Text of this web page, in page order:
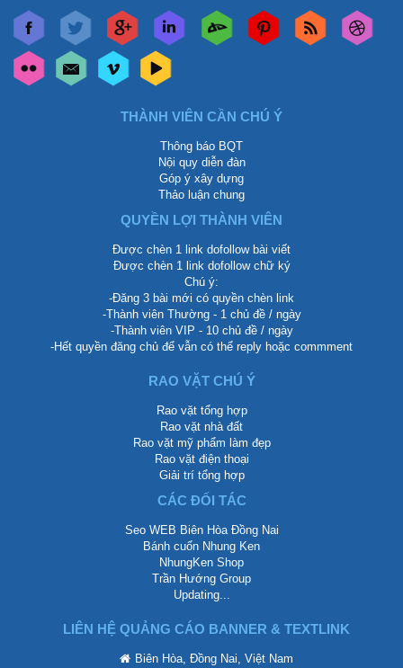
THÀNH VIÊN CẦN CHÚ Ý
Thông báo BQT
Nội quy diễn đàn
Góp ý xây dựng
Thảo luận chung
QUYỀN LỢI THÀNH VIÊN
Được chèn 1 link dofollow bài viết
Được chèn 1 link dofollow chữ ký
Chú ý:
-Đăng 3 bài mới có quyền chèn link
-Thành viên Thường - 1 chủ đề / ngày
-Thành viên VIP - 10 chủ đề / ngày
-Hết quyền đăng chủ để vẫn có thể reply hoặc commment
RAO VẶT CHÚ Ý
Rao vặt tổng hợp
Rao vặt nhà đất
Rao vặt mỹ phẩm làm đẹp
Rao vặt điện thoại
Giải trí tổng hợp
CÁC ĐỐI TÁC
Seo WEB Biên Hòa Đồng Nai
Bánh cuốn Nhung Ken
NhungKen Shop
Trần Hướng Group
Updating...
LIÊN HỆ QUẢNG CÁO BANNER & TEXTLINK
Biên Hòa, Đồng Nai, Việt Nam